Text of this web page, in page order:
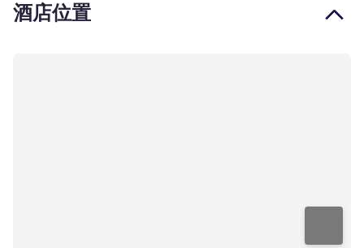
酒店位置